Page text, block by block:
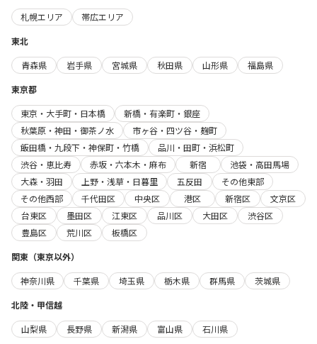
札幌エリア
帯広エリア
東北
青森県
岩手県 宮城県 秋田県 山形県
福島県
東京都
東京・大手町・日本橋
新橋・有楽町・銀座
秋葉原・神田・御茶ノ水
市ヶ谷・四ツ谷・麹町
飯田橋・九段下・神保町・竹橋
品川・田町・浜松町
渋谷・恵比寿
赤坂・六本木・麻布 新宿
池袋・高田馬場
大森・羽田
上野・浅草・日暮里 五反田
その他東部
その他西部
千代田区 中央区 港区 新宿区
文京区
台東区
墨田区 江東区 品川区 大田区
渋谷区
豊島区
荒川区
板橋区
関東（東京以外）
神奈川県
千葉県 埼玉県 栃木県 群馬県
茨城県
北陸・甲信越
山梨県
長野県 新潟県 富山県
石川県